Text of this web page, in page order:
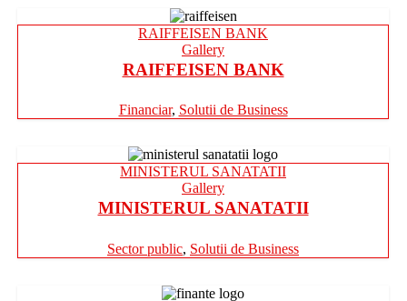
RAIFFEISEN BANK
Gallery
RAIFFEISEN BANK
Financiar, Solutii de Business
MINISTERUL SANATATII
Gallery
MINISTERUL SANATATII
Sector public, Solutii de Business